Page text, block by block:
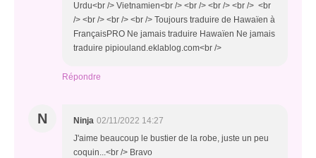
Urdu<br /> Vietnamien<br /> <br /> <br /> <br /> <br
/> <br /> <br /> <br /> Toujours traduire de Hawaïen à
FrançaisPRO Ne jamais traduire Hawaïen Ne jamais
traduire pipiouland.eklablog.com<br />
Répondre
N Ninja 02/11/2022 14:27
J'aime beaucoup le bustier de la robe, juste un peu
coquin...<br /> Bravo